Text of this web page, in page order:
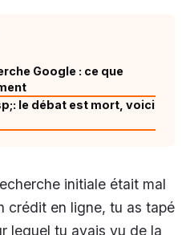
Google : ce que
le débat est mort, voici
initiale était mal
crédit en ligne, tu as tapé
lequel tu avais vu de la